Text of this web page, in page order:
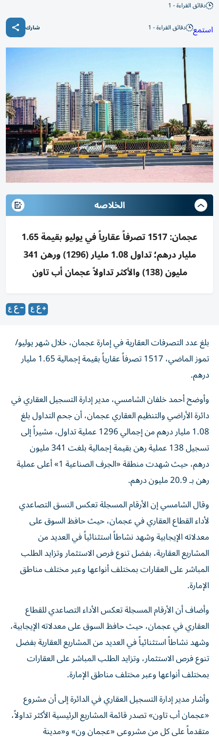
دقائق القراءة - 1
استمع دقائق القراءة - 1 شارك
الخلاصه
عجمان: 1517 تصرفاً عقارياً في يوليو بقيمة 1.65
مليار درهم؛ تداول 1.08 مليار (1296) ورهن 341
مليون (138) والأكثر تداولاً عجمان أب تاون
بلغ عدد التصرفات العقارية في إمارة عجمان، خلال شهر يوليو/
تموز الماضي، 1517 تصرفاً عقارياً بقيمة إجمالية 1.65 مليار
درهم.
وأوضح أحمد خلفان الشامسي، مدير إدارة التسجيل العقاري في
دائرة الأراضي والتنظيم العقاري عجمان، أن جحم التداول بلغ
1.08 مليار درهم من إجمالي 1296 عملية تداول، مشيراً إلى
تسجيل 138 عملية رهن بقيمة إجمالية بلغت 341 مليون
درهم، حيث شهدت منطقة «الجرف الصناعية 1» أعلى عملية
رهن بـ 20.9 مليون درهم.
وقال الشامسي إن الأرقام المسجلة تعكس النسق التصاعدي
لأداء القطاع العقاري في عجمان، حيث حافظ السوق على
معدلاته الإيجابية وشهد نشاطاً استثنائياً في العديد من
المشاريع العقارية، بفضل تنوع فرص الاستثمار وتزايد الطلب
المباشر على العقارات بمختلف أنواعها وعبر مختلف مناطق
الإمارة.
وأضاف أن الأرقام المسجلة تعكس الأداء التصاعدي للقطاع
العقاري في عجمان، حيث حافظ السوق على معدلاته الإيجابية،
وشهد نشاطاً استثنائياً في العديد من المشاريع العقارية بفضل
تنوع فرص الاستثمار، وتزايد الطلب المباشر على العقارات
بمختلف أنواعها وعبر مختلف مناطق الإمارة.
وأشار مدير إدارة التسجيل العقاري في الدائرة إلى أن مشروع
«عجمان أب تاون» تصدر قائمة المشاريع الرئيسية الأكثر تداولاً،
متقدماً على كل من مشروعي «عجمان ون» و«مدينة